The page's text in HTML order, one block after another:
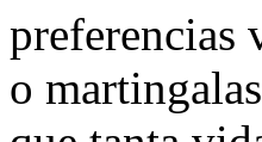
preferencias
o